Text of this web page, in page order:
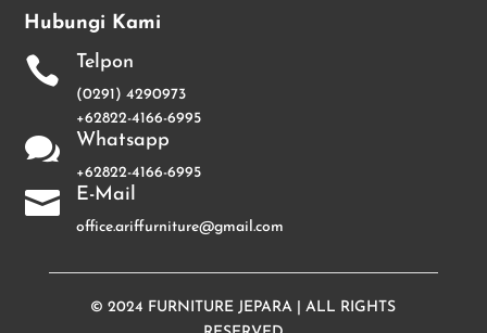
Hubungi Kami
 Telpon
(0291) 4290973
+62822-4166-6995
 Whatsapp
+62822-4166-6995
 E-Mail
office.ariffurniture@gmail.com
© 2024 FURNITURE JEPARA | ALL RIGHTS